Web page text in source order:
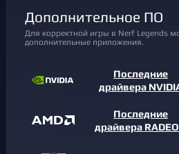
Дополнительное ПО
Для корректной игры в Nerf Legends могут понадобиться
дополнительные приложения.
Последние
драйвера
Последние
драйвера